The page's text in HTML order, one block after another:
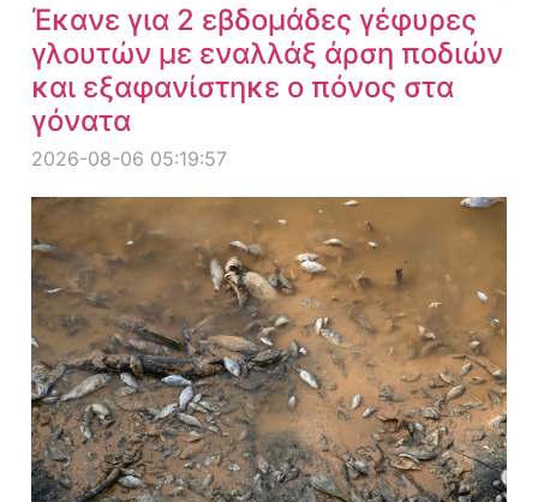
Έκανε για 2 εβδομάδες γέφυρες
γλουτών με εναλλάξ άρση ποδιών
και εξαφανίστηκε ο πόνος στα
γόνατα
2026-08-06 05:19:57